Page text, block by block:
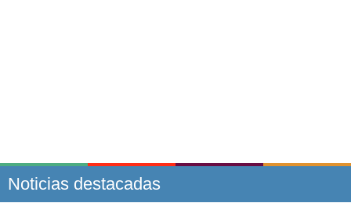
Noticias destacadas